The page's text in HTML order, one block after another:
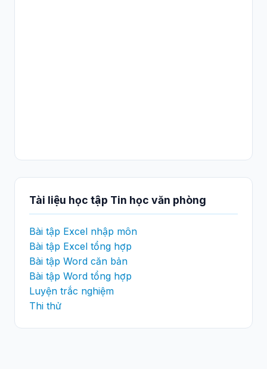
Tài liệu học tập Tin học văn phòng
Bài tập Excel nhập môn
Bài tập Excel tổng hợp
Bài tập Word căn bản
Bài tập Word tổng hợp
Luyện trắc nghiệm
Thi thử